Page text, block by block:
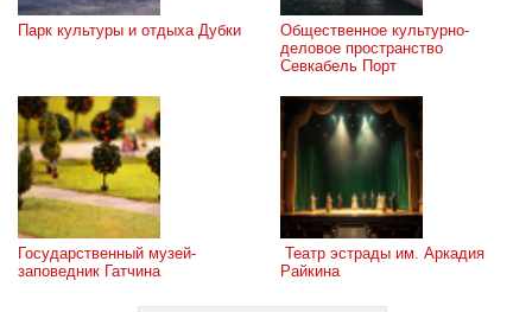
Парк культуры и отдыха Дубки
Общественное культурно-
деловое пространство
Севкабель Порт
Государственный музей-
заповедник Гатчина
Райкина